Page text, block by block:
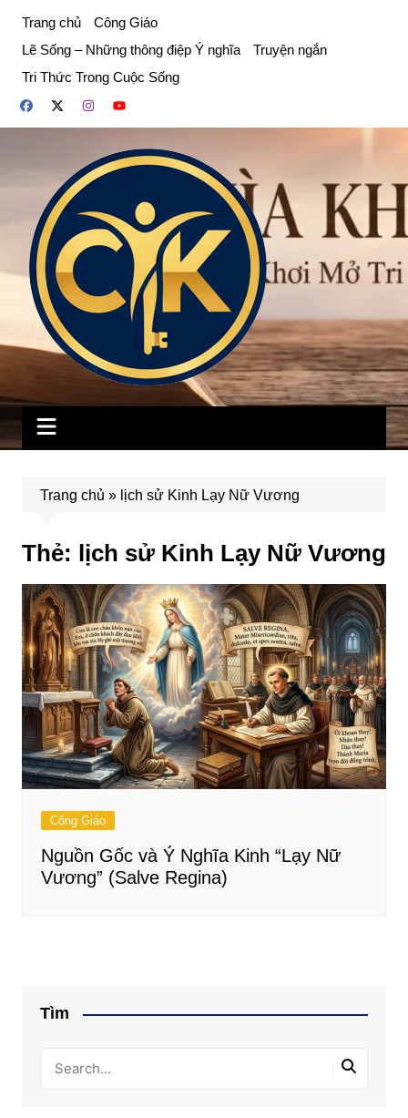
phần
dung
Trang chủ
Công Giáo
Lẽ Sống – Những thông điệp Ý nghĩa
Truyện ngắn
Tri Thức Trong Cuộc Sống
Trang chủ » lịch sử Kinh Lạy Nữ Vương
Thẻ: lịch sử Kinh Lạy Nữ Vương
Công Giáo
Nguồn Gốc và Ý Nghĩa Kinh “Lạy Nữ
Vương” (Salve Regina)
Tìm